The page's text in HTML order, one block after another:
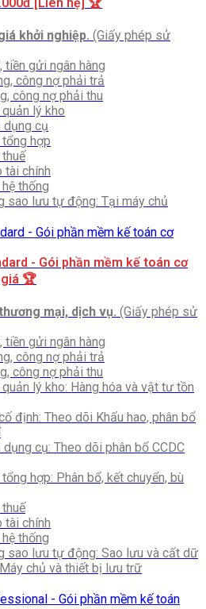
khởi nghiệp. (Giấy phép sử
tiền gửi ngân hàng
công nợ phải trả
công nợ phải thu
lý kho
dụng cụ
tổng hợp
tài chính
thống
sao lưu tự động: Tại máy chủ
- Gói phần mềm kế toán cơ
🏆
mại, dịch vụ. (Giấy phép sử
tiền gửi ngân hàng
công nợ phải trả
công nợ phải thu
lý kho: Hàng hóa và vật tư tồn
định: Theo dõi Khấu hao, phân bổ
cụ: Theo dõi phân bổ CCDC
hợp: Phân bổ, kết chuyển, bù
tài chính
thống
sao lưu tự động: Sao lưu và cất dữ
chủ và thiết bị lưu trữ